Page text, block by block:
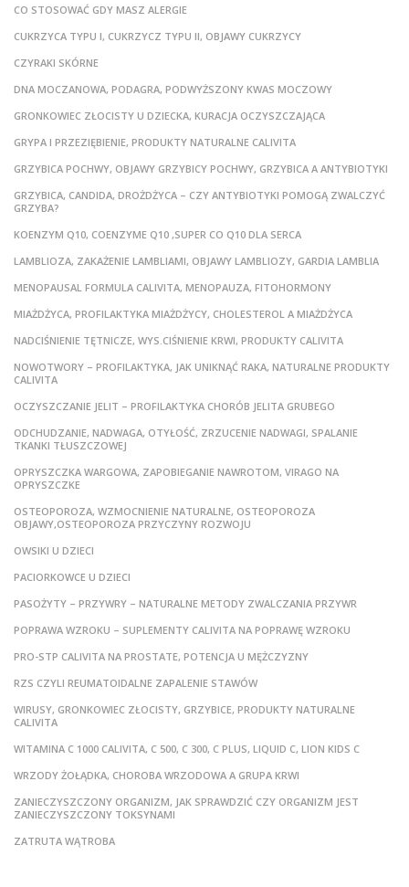
CO STOSOWAĆ GDY MASZ ALERGIE
CUKRZYCA TYPU I, CUKRZYCZ TYPU II, OBJAWY CUKRZYCY
CZYRAKI SKÓRNE
DNA MOCZANOWA, PODAGRA, PODWYŻSZONY KWAS MOCZOWY
GRONKOWIEC ZŁOCISTY U DZIECKA, KURACJA OCZYSZCZAJĄCA
GRYPA I PRZEZIĘBIENIE, PRODUKTY NATURALNE CALIVITA
GRZYBICA POCHWY, OBJAWY GRZYBICY POCHWY, GRZYBICA A ANTYBIOTYKI
GRZYBICA, CANDIDA, DROŻDŻYCA – CZY ANTYBIOTYKI POMOGĄ ZWALCZYĆ
GRZYBA?
KOENZYM Q10, COENZYME Q10 ,SUPER CO Q10 DLA SERCA
LAMBLIOZA, ZAKAŻENIE LAMBLIAMI, OBJAWY LAMBLIOZY, GARDIA LAMBLIA
MENOPAUSAL FORMULA CALIVITA, MENOPAUZA, FITOHORMONY
MIAŻDŻYCA, PROFILAKTYKA MIAŻDŻYCY, CHOLESTEROL A MIAŻDŻYCA
NADCIŚNIENIE TĘTNICZE, WYS.CIŚNIENIE KRWI, PRODUKTY CALIVITA
NOWOTWORY – PROFILAKTYKA, JAK UNIKNĄĆ RAKA, NATURALNE PRODUKTY
CALIVITA
OCZYSZCZANIE JELIT – PROFILAKTYKA CHORÓB JELITA GRUBEGO
ODCHUDZANIE, NADWAGA, OTYŁOŚĆ, ZRZUCENIE NADWAGI, SPALANIE
TKANKI TŁUSZCZOWEJ
OPRYSZCZKA WARGOWA, ZAPOBIEGANIE NAWROTOM, VIRAGO NA
OPRYSZCZKE
OSTEOPOROZA, WZMOCNIENIE NATURALNE, OSTEOPOROZA
OBJAWY,OSTEOPOROZA PRZYCZYNY ROZWOJU
OWSIKI U DZIECI
PACIORKOWCE U DZIECI
PASOŻYTY – PRZYWRY – NATURALNE METODY ZWALCZANIA PRZYWR
POPRAWA WZROKU – SUPLEMENTY CALIVITA NA POPRAWĘ WZROKU
PRO-STP CALIVITA NA PROSTATE, POTENCJA U MĘŻCZYZNY
RZS CZYLI REUMATOIDALNE ZAPALENIE STAWÓW
WIRUSY, GRONKOWIEC ZŁOCISTY, GRZYBICE, PRODUKTY NATURALNE
CALIVITA
WITAMINA C 1000 CALIVITA, C 500, C 300, C PLUS, LIQUID C, LION KIDS C
WRZODY ŻOŁĄDKA, CHOROBA WRZODOWA A GRUPA KRWI
ZANIECZYSZCZONY ORGANIZM, JAK SPRAWDZIĆ CZY ORGANIZM JEST
ZANIECZYSZCZONY TOKSYNAMI
ZATRUTA WĄTROBA